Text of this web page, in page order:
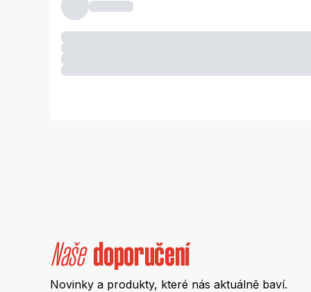
Naše doporučení
Novinky a produkty, které nás aktuálně baví.